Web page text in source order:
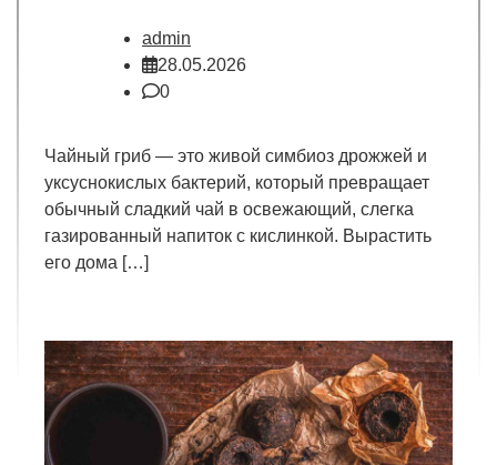
admin
28.05.2026
0
Чайный гриб — это живой симбиоз дрожжей и
уксуснокислых бактерий, который превращает
обычный сладкий чай в освежающий, слегка
газированный напиток с кислинкой. Вырастить
его дома […]